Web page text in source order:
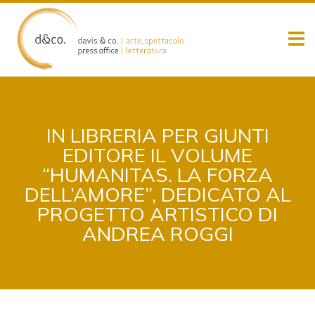
content
IN LIBRERIA PER GIUNTI
EDITORE IL VOLUME
“HUMANITAS. LA FORZA
DELL’AMORE”, DEDICATO AL
PROGETTO ARTISTICO DI
ANDREA ROGGI